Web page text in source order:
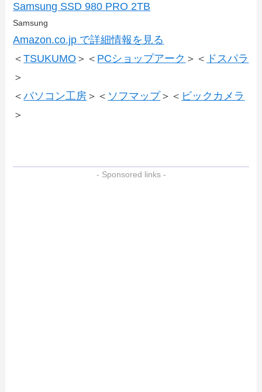
Samsung SSD 980 PRO 2TB
Samsung
Amazon.co.jp で詳細情報を見る
＜TSUKUMO ＞＜ PCショップアーク ＞＜ ドスパラ
＞
＜パソコン工房 ＞＜ ソフマップ＞＜ ビックカメラ
＞
- Sponsored links -